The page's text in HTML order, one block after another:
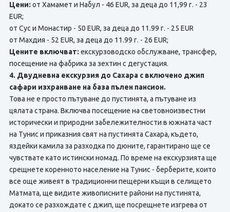
Цени: от Хамамет и Набул - 46 EUR, за деца до 11,99 г. - 23
EUR;
от Сус и Монастир - 50 EUR, за деца до 11.99 г. - 25 EUR
от Махдия - 52 EUR, за деца до 11.99 г. - 26 EUR;
Цените включват: екскурзоводско обслужване, трансфер,
посещение на фабрика за зехтин с дегустация.
4. Двудневна екскурзия до Сахара с включено джип
сафари изхранване на база пълен пансион.
Това не е просто пътуване до пустинята, а пътуване из
цялата страна. Включва посещение на световноизвестни
исторически и природни забележителности в южната част
на Тунис и приказния свят на пустинята Сахара, където,
яздейки камила за разходка по дюните, гарантирано ще се
чувствате като истински номад. По време на екскурзията ще
срещнете коренното население на Тунис - берберите, които
все още живеят в традиционни пещерни къщи в селището
Матмата, ще видите живописните райони на пустинята,
докато се разхождате с джип, ще посрещнете изгрева от